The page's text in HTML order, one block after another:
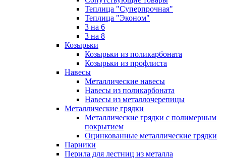
Теплица "Суперпрочная"
Теплица "Эконом"
3 на 6
3 на 8
Козырьки
Козырьки из поликарбоната
Козырьки из профлиста
Навесы
Металлические навесы
Навесы из поликарбоната
Навесы из металлочерепицы
Металлические грядки
Металлические грядки с полимерным
покрытием
Оцинкованные металлические грядки
Парники
Перила для лестниц из металла